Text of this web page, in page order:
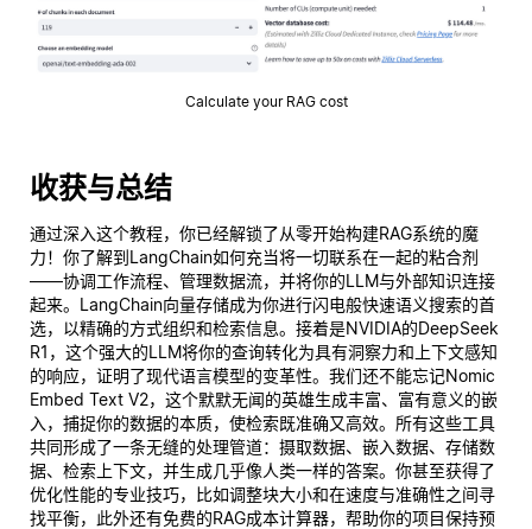
Calculate your RAG cost
收获与总结
通过深入这个教程，你已经解锁了从零开始构建RAG系统的魔
力！你了解到LangChain如何充当将一切联系在一起的粘合剂
——协调工作流程、管理数据流，并将你的LLM与外部知识连接
起来。LangChain向量存储成为你进行闪电般快速语义搜索的首
选，以精确的方式组织和检索信息。接着是NVIDIA的DeepSeek
R1，这个强大的LLM将你的查询转化为具有洞察力和上下文感知
的响应，证明了现代语言模型的变革性。我们还不能忘记Nomic
Embed Text V2，这个默默无闻的英雄生成丰富、富有意义的嵌
入，捕捉你的数据的本质，使检索既准确又高效。所有这些工具
共同形成了一条无缝的处理管道：摄取数据、嵌入数据、存储数
据、检索上下文，并生成几乎像人类一样的答案。你甚至获得了
优化性能的专业技巧，比如调整块大小和在速度与准确性之间寻
找平衡，此外还有免费的RAG成本计算器，帮助你的项目保持预